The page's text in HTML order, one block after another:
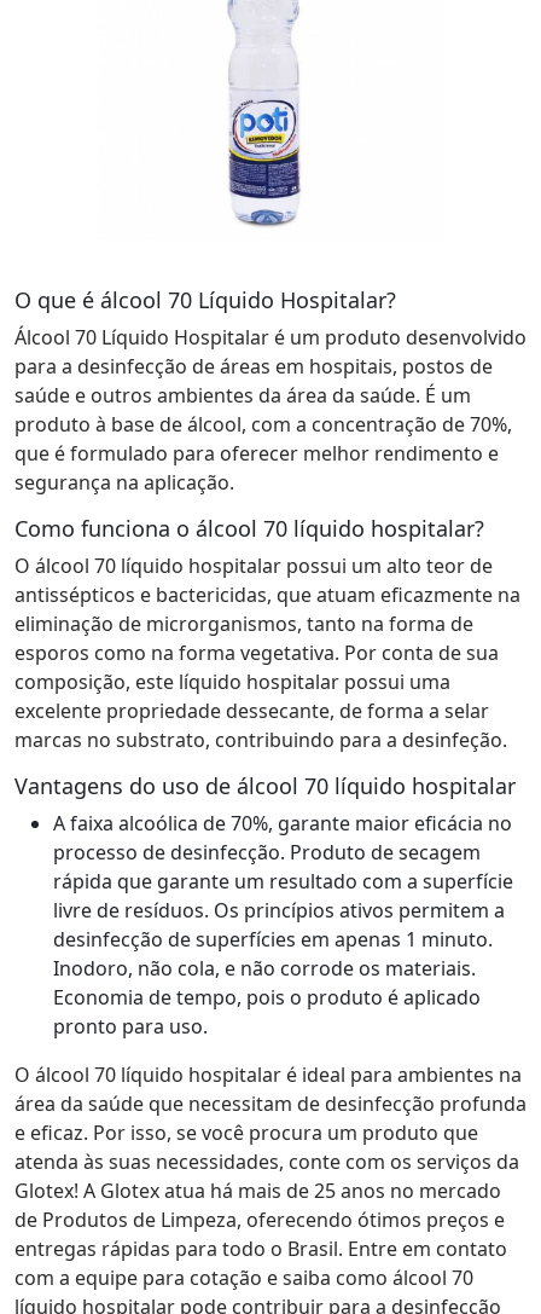
O que é álcool 70 Líquido Hospitalar?
Álcool 70 Líquido Hospitalar é um produto desenvolvido
para a desinfecção de áreas em hospitais, postos de
saúde e outros ambientes da área da saúde. É um
produto à base de álcool, com a concentração de 70%,
que é formulado para oferecer melhor rendimento e
segurança na aplicação.
Como funciona o álcool 70 líquido hospitalar?
O álcool 70 líquido hospitalar possui um alto teor de
antissépticos e bactericidas, que atuam eficazmente na
eliminação de microrganismos, tanto na forma de
esporos como na forma vegetativa. Por conta de sua
composição, este líquido hospitalar possui uma
excelente propriedade dessecante, de forma a selar
marcas no substrato, contribuindo para a desinfeção.
Vantagens do uso de álcool 70 líquido hospitalar
A faixa alcoólica de 70%, garante maior eficácia no
processo de desinfecção. Produto de secagem
rápida que garante um resultado com a superfície
livre de resíduos. Os princípios ativos permitem a
desinfecção de superfícies em apenas 1 minuto.
Inodoro, não cola, e não corrode os materiais.
Economia de tempo, pois o produto é aplicado
pronto para uso.
O álcool 70 líquido hospitalar é ideal para ambientes na
área da saúde que necessitam de desinfecção profunda
e eficaz. Por isso, se você procura um produto que
atenda às suas necessidades, conte com os serviços da
Glotex! A Glotex atua há mais de 25 anos no mercado
de Produtos de Limpeza, oferecendo ótimos preços e
entregas rápidas para todo o Brasil. Entre em contato
com a equipe para cotação e saiba como álcool 70
líquido hospitalar pode contribuir para a desinfecção